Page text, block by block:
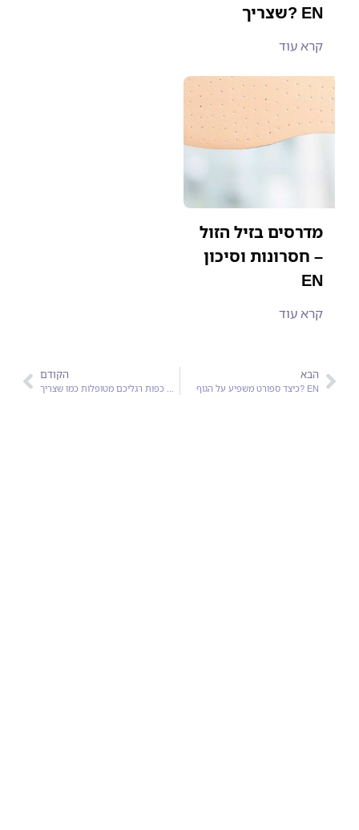
שצריך? EN
קרא עוד
מדרסים בזיל הזול
– חסרונות וסיכון
EN
קרא עוד
הקודם
האם כפות רגליכם מטופלות כמו שצריך? EN
הבא
כיצד ספורט משפיע על הגוף? EN